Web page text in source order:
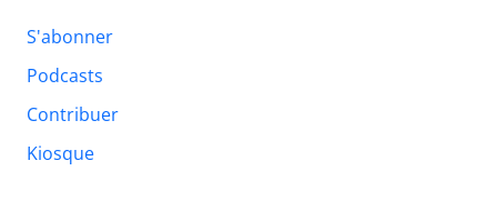
S'abonner
Podcasts
Contribuer
Kiosque